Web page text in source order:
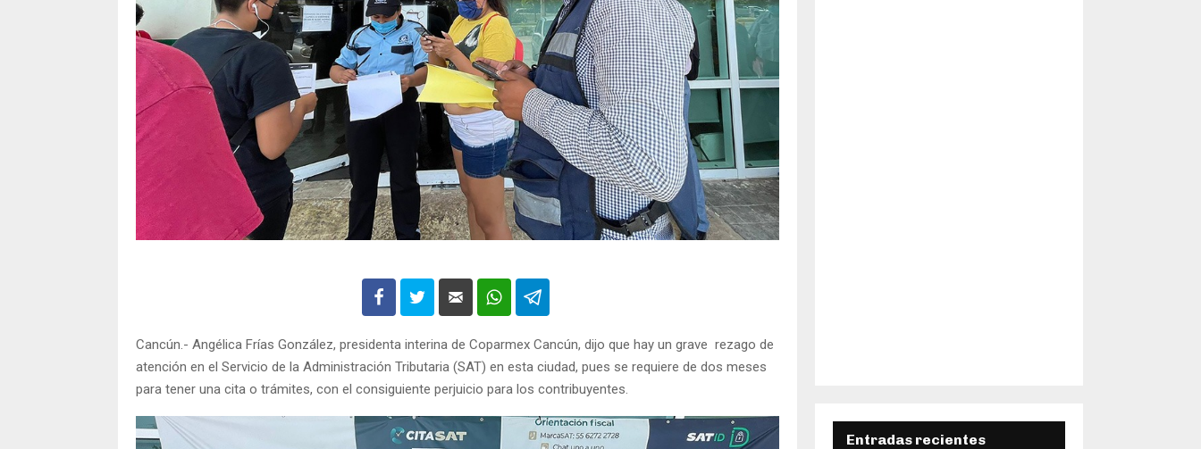
Cancún.- Angélica Frías González, presidenta interina de Coparmex Cancún, dijo que hay un grave rezago de
atención en el Servicio de la Administración Tributaria (SAT) en esta ciudad, pues se requiere de dos meses
para tener una cita o trámites, con el consiguiente perjuicio para los contribuyentes.
Entradas recientes